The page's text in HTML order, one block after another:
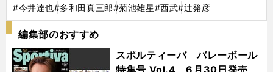
#今井達也#多和田真三郎#菊池雄星#西武#辻発彦
編集部のおすすめ
スポルティーバ バレーボール
特集号 Vol.4 6月30日発売